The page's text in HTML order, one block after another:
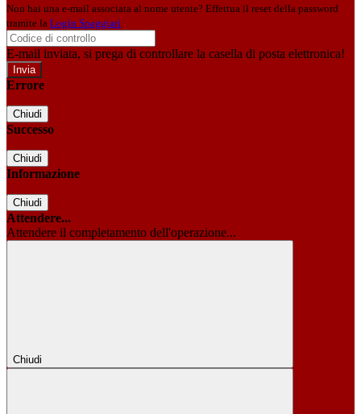
Non hai una e-mail associata al nome utente? Effettua il reset della password
tramite la Login Spaggiari
E-mail inviata, si prega di controllare la casella di posta elettronica!
Errore
Chiudi
Successo
Chiudi
Informazione
Chiudi
Attendere...
Attendere il completamento dell'operazione...
Chiudi